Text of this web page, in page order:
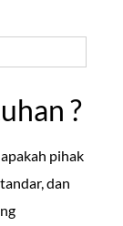
?
pihak
dan